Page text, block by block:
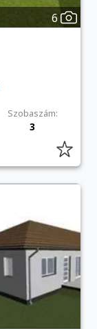
6
Szobaszám:
3